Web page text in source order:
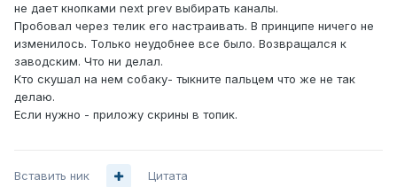
не дает кнопками next prev выбирать каналы.
Пробовал через телик его настраивать. В принципе ничего не
изменилось. Только неудобнее все было. Возвращался к
заводским. Что ни делал.
Кто скушал на нем собаку- тыкните пальцем что же не так
делаю.
Если нужно - приложу скрины в топик.
Вставить ник Цитата